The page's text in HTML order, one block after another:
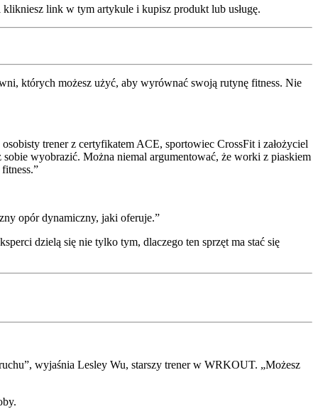
klikniesz link w tym artykule i kupisz produkt lub usługę.
których możesz użyć, aby wyrównać swoją rutynę fitness. Nie
trener z certyfikatem ACE, sportowiec CrossFit i założyciel
wyobrazić. Można niemal argumentować, że worki z piaskiem
opór dynamiczny, jaki oferuje.”
dzielą się nie tylko tym, dlaczego ten sprzęt ma stać się
wyjaśnia Lesley Wu, starszy trener w WRKOUT. „Możesz